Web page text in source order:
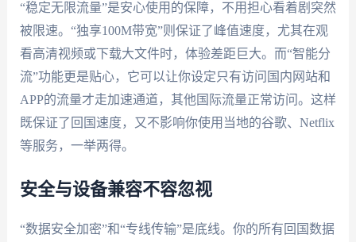
“稳定无限流量”是安心使用的保障，不用担心看着剧突然
被限速。“独享100M带宽”则保证了峰值速度，尤其在观
看高清视频或下载大文件时，体验差距巨大。而“智能分
流”功能更是贴心，它可以让你设定只有访问国内网站和
APP的流量才走加速通道，其他国际流量正常访问。这样
既保证了回国速度，又不影响你使用当地的谷歌、Netflix
等服务，一举两得。
安全与设备兼容不容忽视
“数据安全加密”和“专线传输”是底线。你的所有回国数据